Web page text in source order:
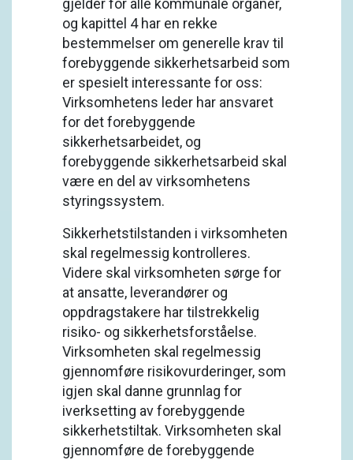
gjelder for alle kommunale organer,
og kapittel 4 har en rekke
bestemmelser om generelle krav til
forebyggende sikkerhetsarbeid som
er spesielt interessante for oss:
Virksomhetens leder har ansvaret
for det forebyggende
sikkerhetsarbeidet, og
forebyggende sikkerhetsarbeid skal
være en del av virksomhetens
styringssystem.
Sikkerhetstilstanden i virksomheten
skal regelmessig kontrolleres.
Videre skal virksomheten sørge for
at ansatte, leverandører og
oppdragstakere har tilstrekkelig
risiko- og sikkerhetsforståelse.
Virksomheten skal regelmessig
gjennomføre risikovurderinger, som
igjen skal danne grunnlag for
iverksetting av forebyggende
sikkerhetstiltak. Virksomheten skal
gjennomføre de forebyggende